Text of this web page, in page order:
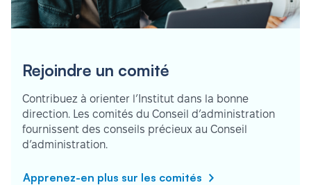
Rejoindre un comité
Contribuez à orienter l’Institut dans la bonne
direction. Les comités du Conseil d’administration
fournissent des conseils précieux au Conseil
d’administration.
Apprenez-en plus sur les comités